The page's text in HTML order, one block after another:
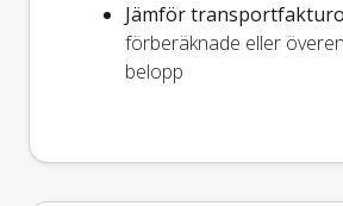
Jämför
förberäknade eller
belopp